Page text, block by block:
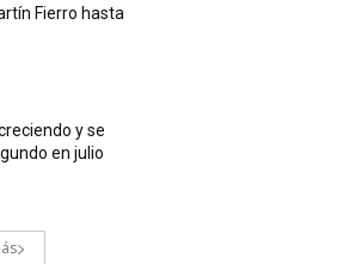
Fierro hasta
y se
en julio